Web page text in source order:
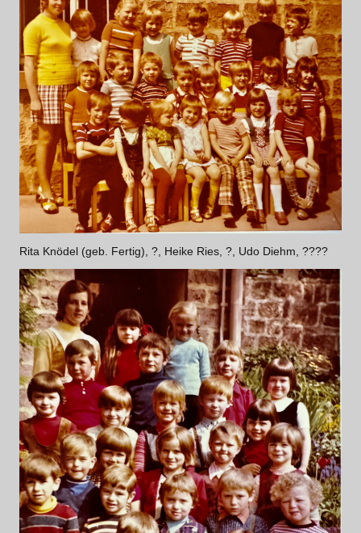
Rita Knödel (geb. Fertig), ?, Heike Ries, ?, Udo Diehm, ????